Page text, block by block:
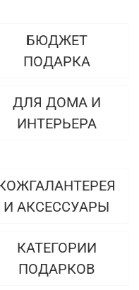
БЮДЖЕТ
ПОДАРКА
ДЛЯ ДОМА И
ИНТЕРЬЕРА
И АКСЕССУАРЫ
КАТЕГОРИИ
ПОДАРКОВ